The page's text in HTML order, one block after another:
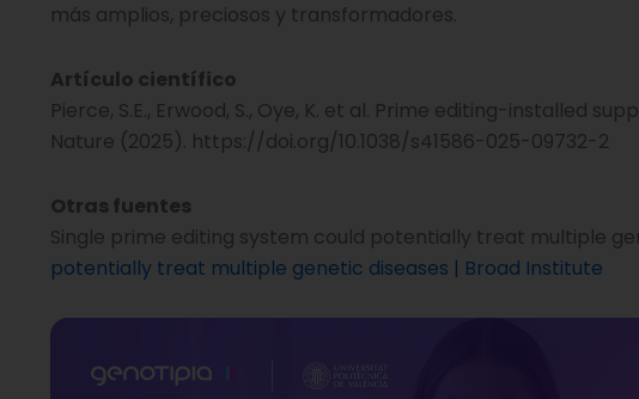
más amplios, preciosos y transformadores.
Artículo científico
Pierce, S.E., Erwood, S., Oye, K. et al. Prime editing-installed
Nature (2025). https://doi.org/10.1038/s41586-025-09732-2
Otras fuentes
Single prime editing system could potentially treat multiple
potentially treat multiple genetic diseases | Broad Institute